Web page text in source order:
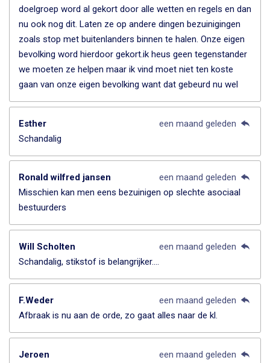
doelgroep word al gekort door alle wetten en regels en dan
nu ook nog dit. Laten ze op andere dingen bezuinigingen
zoals stop met buitenlanders binnen te halen. Onze eigen
bevolking word hierdoor gekort.ik heus geen tegenstander
we moeten ze helpen maar ik vind moet niet ten koste
gaan van onze eigen bevolking want dat gebeurd nu wel
Esther
een maand geleden
Schandalig
Ronald wilfred jansen
een maand geleden
Misschien kan men eens bezuinigen op slechte asociaal
bestuurders
Will Scholten
een maand geleden
Schandalig, stikstof is belangrijker….
F.Weder
een maand geleden
Afbraak is nu aan de orde, zo gaat alles naar de kl.
Jeroen
een maand geleden